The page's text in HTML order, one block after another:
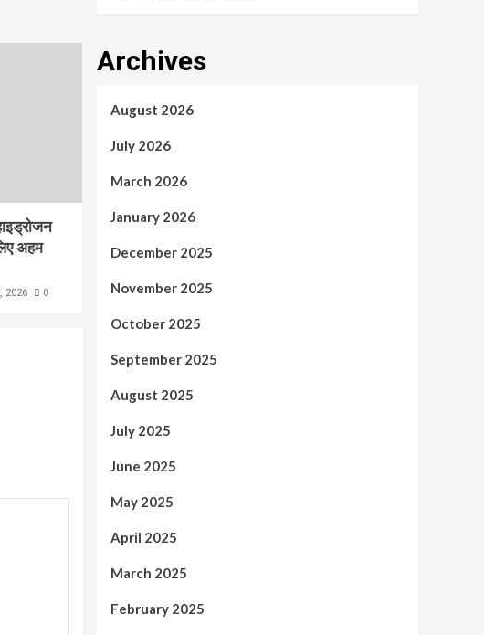
अहम
2026 0
Archives
August 2026
July 2026
March 2026
January 2026
December 2025
November 2025
October 2025
September 2025
August 2025
July 2025
June 2025
May 2025
April 2025
March 2025
February 2025